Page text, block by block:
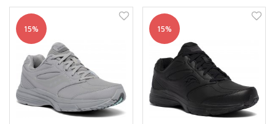
15% 15%